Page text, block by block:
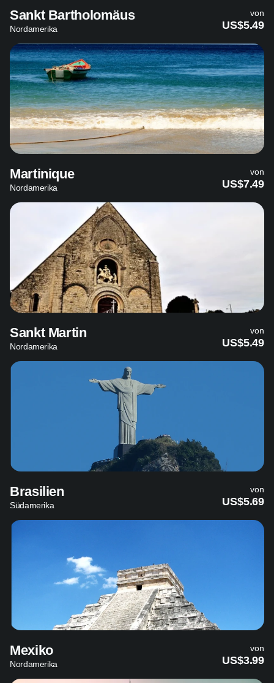
Sankt Bartholomäus
Nordamerika
von
US$5.49
Martinique
Nordamerika
von
US$7.49
Sankt Martin
Nordamerika
von
US$5.49
Brasilien
Südamerika
von
US$5.69
Mexiko
Nordamerika
von
US$3.99